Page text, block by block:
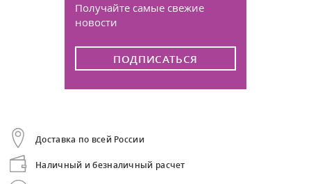
Получайте самые свежие
новости
ПОДПИСАТЬСЯ
Доставка по всей России
Наличный и безналичный расчет